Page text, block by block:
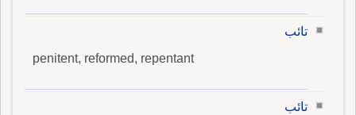
تائب
penitent, reformed, repentant
تائب